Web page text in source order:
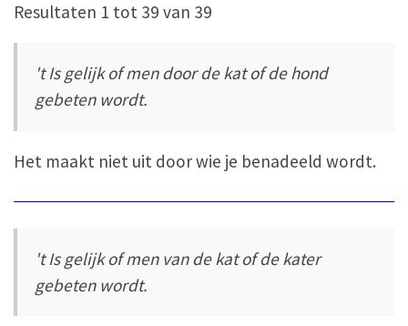
Resultaten 1 tot 39 van 39
't Is gelijk of men door de kat of de hond
gebeten wordt.
Het maakt niet uit door wie je benadeeld wordt.
't Is gelijk of men van de kat of de kater
gebeten wordt.